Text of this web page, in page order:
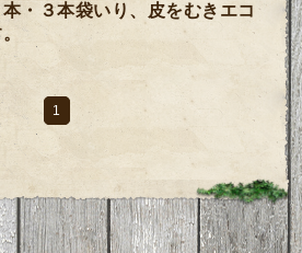
・３本袋いり、皮をむきエコ
1